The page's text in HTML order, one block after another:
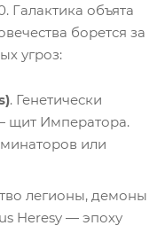
объята
борется за
угроз:
. Генетически
щит Императора.
или
легионы, демоны
Heresy — эпоху